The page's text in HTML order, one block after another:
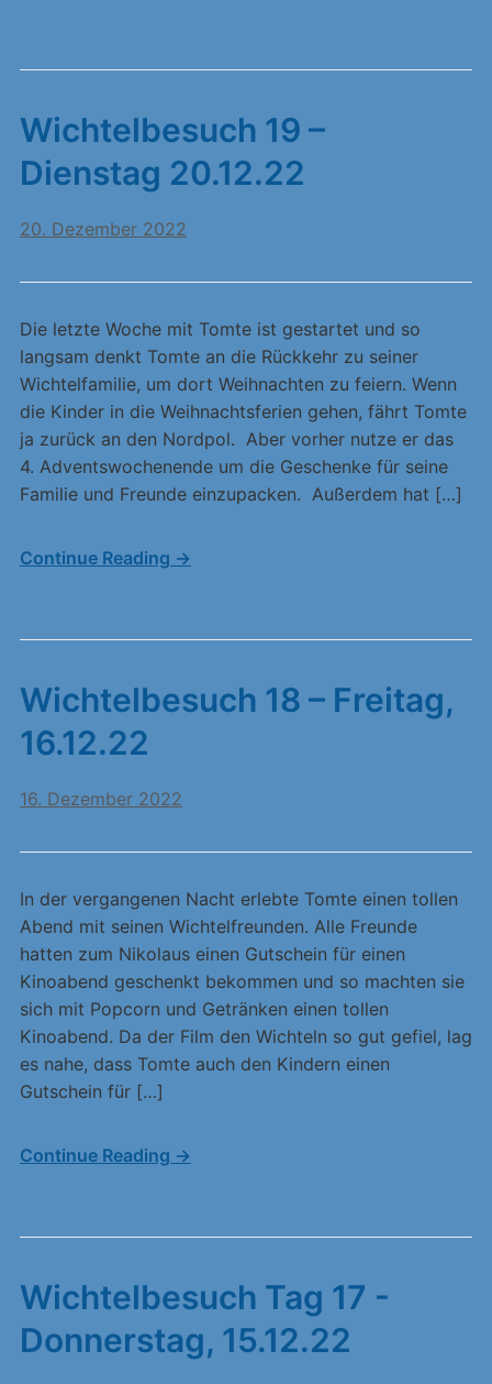
Wichtelbesuch 19 –
Dienstag 20.12.22
20. Dezember 2022
Die letzte Woche mit Tomte ist gestartet und so
langsam denkt Tomte an die Rückkehr zu seiner
Wichtelfamilie, um dort Weihnachten zu feiern. Wenn
die Kinder in die Weihnachtsferien gehen, fährt Tomte
ja zurück an den Nordpol. Aber vorher nutze er das
4. Adventswochenende um die Geschenke für seine
Familie und Freunde einzupacken. Außerdem hat […]
Continue Reading →
Wichtelbesuch 18 – Freitag,
16.12.22
16. Dezember 2022
In der vergangenen Nacht erlebte Tomte einen tollen
Abend mit seinen Wichtelfreunden. Alle Freunde
hatten zum Nikolaus einen Gutschein für einen
Kinoabend geschenkt bekommen und so machten sie
sich mit Popcorn und Getränken einen tollen
Kinoabend. Da der Film den Wichteln so gut gefiel, lag
es nahe, dass Tomte auch den Kindern einen
Gutschein für […]
Continue Reading →
Wichtelbesuch Tag 17 -
Donnerstag, 15.12.22